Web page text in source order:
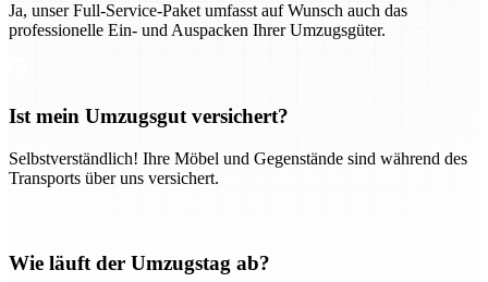
Ja, unser Full-Service-Paket umfasst auf Wunsch auch das
professionelle Ein- und Auspacken Ihrer Umzugsgüter.
Ist mein Umzugsgut versichert?
Selbstverständlich! Ihre Möbel und Gegenstände sind während des
Transports über uns versichert.
Wie läuft der Umzugstag ab?